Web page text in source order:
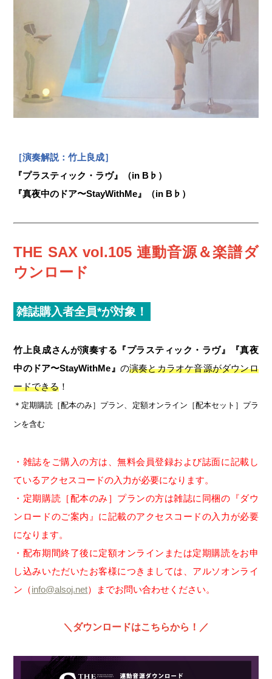
［演奏解説：竹上良成］
『プラスティック・ラヴ』（in B♭）
『真夜中のドア〜StayWithMe』（in B♭）
THE SAX vol.105 連動音源＆楽譜ダ
ウンロード
雑誌購入者全員*が対象！
竹上良成さんが演奏する『プラスティック・ラヴ』『真夜
中のドア〜StayWithMe』 の演奏とカラオケ音源がダウンロ
ードできる ！
＊定期購読［配本のみ］プラン、定額オンライン［配本セット］プラ
ンを含む
・雑誌をご購入の方は、無料会員登録および誌面に記載し
ているアクセスコードの入力が必要になります。
・定期購読［配本のみ］プランの方は雑誌に同梱の『ダウ
ンロードのご案内』に記載のアクセスコードの入力が必要
になります。
・配布期間終了後に定額オンラインまたは定期購読をお申
し込みいただいたお客様につきましては、アルソオンライ
ン（info@alsoj.net）までお問い合わせください。
＼ダウンロードはこちらから！／